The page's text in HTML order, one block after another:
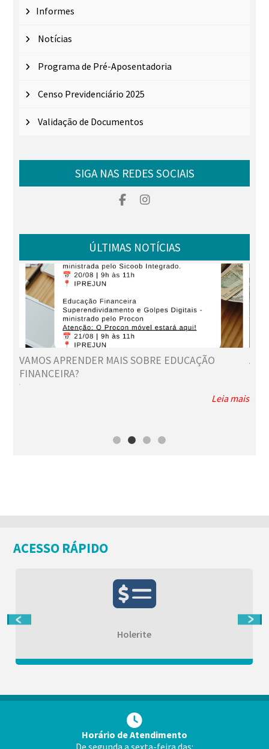
Informes
Notícias
Programa de Pré-Aposentadoria
Censo Previdenciário 2025
Validação de Documentos
SIGA NAS REDES SOCIAIS
ÚLTIMAS NOTÍCIAS
VAMOS APRENDER MAIS SOBRE EDUCAÇÃO
FINANCEIRA?
Leia mais
AS
ACESSO RÁPIDO
Holerite
Horário de Atendimento
De segunda a sexta-feira das: